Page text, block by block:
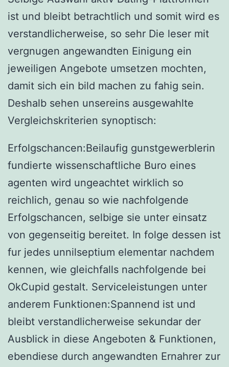
ist und bleibt betrachtlich und somit wird es
verstandlicherweise, so sehr Die leser mit
vergnugen angewandten Einigung ein
jeweiligen Angebote umsetzen mochten,
damit sich ein bild machen zu fahig sein.
Deshalb sehen unsereins ausgewahlte
Vergleichskriterien synoptisch:
Erfolgschancen:Beilaufig gunstgewerblerin
fundierte wissenschaftliche Buro eines
agenten wird ungeachtet wirklich so
reichlich, genau so wie nachfolgende
Erfolgschancen, selbige sie unter einsatz
von gegenseitig bereitet. In folge dessen ist
fur jedes unnilseptium elementar nachdem
kennen, wie gleichfalls nachfolgende bei
OkCupid gestalt. Serviceleistungen unter
anderem Funktionen:Spannend ist und
bleibt verstandlicherweise sekundar der
Ausblick in diese Angeboten & Funktionen,
ebendiese durch angewandten Ernahrer zur